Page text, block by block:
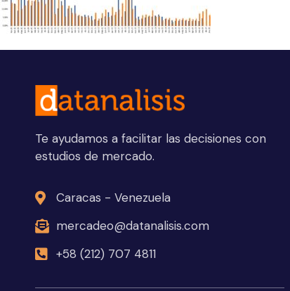
Te ayudamos a facilitar las decisiones con
estudios de mercado.
Caracas - Venezuela
mercadeo@datanalisis.com
+58 (212) 707 4811